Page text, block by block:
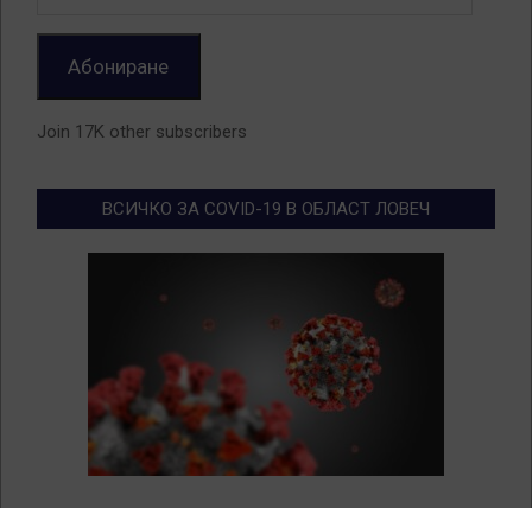
Абониране
Join 17K other subscribers
ВСИЧКО ЗА COVID-19 В ОБЛАСТ ЛОВЕЧ